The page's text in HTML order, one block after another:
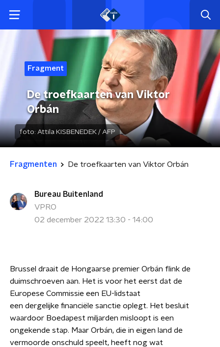
Fragment
De troefkaarten van Viktor
Orbán
foto: Attila KISBENEDEK / AFP
Fragmenten De troefkaarten van Viktor Orbán
Bureau Buitenland
VPRO
02 december 2022 13:30 - 14:00
Brussel draait de Hongaarse premier Orbán flink de
duimschroeven aan. Het is voor het eerst dat de
Europese Commissie een EU-lidstaat
een dergelijke financiële sanctie oplegt. Het besluit
waardoor Boedapest miljarden misloopt is een
ongekende stap. Maar Orbán, die in eigen land de
vermoorde onschuld speelt, heeft nog wat